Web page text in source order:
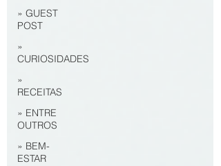
» GUEST
POST
»
CURIOSIDADES
»
RECEITAS
» ENTRE
OUTROS
» BEM-
ESTAR